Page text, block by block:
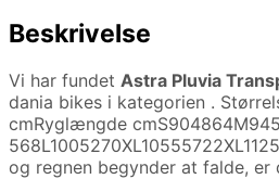
Beskrivelse
Vi har fundet Astra Pluvia
dania bikes i kategorien .
cmRyglængde
og regnen begynder at falde, er